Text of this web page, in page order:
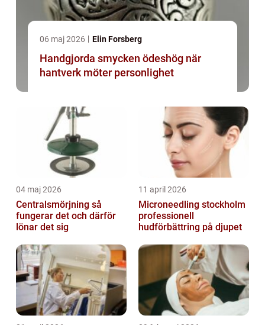
06 maj 2026 Elin Forsberg
Handgjorda smycken ödeshög när
hantverk möter personlighet
04 maj 2026
Centralsmörjning så
fungerar det och därför
lönar det sig
11 april 2026
Microneedling stockholm
professionell
hudförbättring på djupet